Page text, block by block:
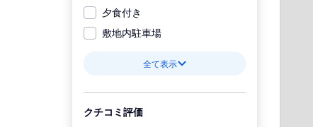
夕食付き
敷地内駐車場
全て表示
クチコミ評価